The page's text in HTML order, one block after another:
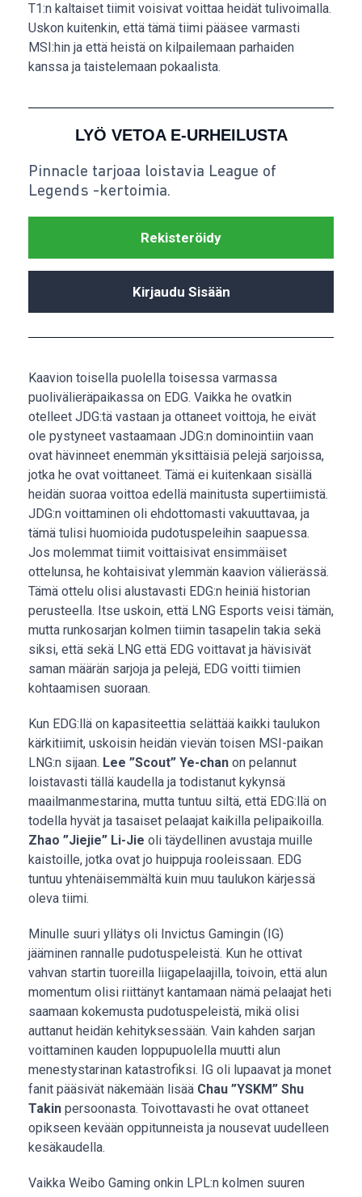
T1:n kaltaiset tiimit voisivat voittaa heidät tulivoimalla.
Uskon kuitenkin, että tämä tiimi pääsee varmasti
MSI:hin ja että heistä on kilpailemaan parhaiden
kanssa ja taistelemaan pokaalista.
LYÖ VETOA E-URHEILUSTA
Pinnacle tarjoaa loistavia League of
Legends -kertoimia.
Rekisteröidy
Kirjaudu Sisään
Kaavion toisella puolella toisessa varmassa
puolivälieräpaikassa on EDG. Vaikka he ovatkin
otelleet JDG:tä vastaan ja ottaneet voittoja, he eivät
ole pystyneet vastaamaan JDG:n dominointiin vaan
ovat hävinneet enemmän yksittäisiä pelejä sarjoissa,
jotka he ovat voittaneet. Tämä ei kuitenkaan sisällä
heidän suoraa voittoa edellä mainitusta supertiimistä.
JDG:n voittaminen oli ehdottomasti vakuuttavaa, ja
tämä tulisi huomioida pudotuspeleihin saapuessa.
Jos molemmat tiimit voittaisivat ensimmäiset
ottelunsa, he kohtaisivat ylemmän kaavion välierässä.
Tämä ottelu olisi alustavasti EDG:n heiniä historian
perusteella. Itse uskoin, että LNG Esports veisi tämän,
mutta runkosarjan kolmen tiimin tasapelin takia sekä
siksi, että sekä LNG että EDG voittavat ja hävisivät
saman määrän sarjoja ja pelejä, EDG voitti tiimien
kohtaamisen suoraan.
Kun EDG:llä on kapasiteettia selättää kaikki taulukon
kärkitiimit, uskoisin heidän vievän toisen MSI-paikan
LNG:n sijaan. Lee ”Scout” Ye-chan on pelannut
loistavasti tällä kaudella ja todistanut kykynsä
maailmanmestarina, mutta tuntuu siltä, että EDG:llä on
todella hyvät ja tasaiset pelaajat kaikilla pelipaikoilla.
Zhao ”Jiejie” Li-Jie oli täydellinen avustaja muille
kaistoille, jotka ovat jo huippuja rooleissaan. EDG
tuntuu yhtenäisemmältä kuin muu taulukon kärjessä
oleva tiimi.
Minulle suuri yllätys oli Invictus Gamingin (IG)
jääminen rannalle pudotuspeleistä. Kun he ottivat
vahvan startin tuoreilla liigapelaajilla, toivoin, että alun
momentum olisi riittänyt kantamaan nämä pelaajat heti
saamaan kokemusta pudotuspeleistä, mikä olisi
auttanut heidän kehityksessään. Vain kahden sarjan
voittaminen kauden loppupuolella muutti alun
menestystarinan katastrofiksi. IG oli lupaavat ja monet
fanit pääsivät näkemään lisää Chau ”YSKM” Shu
Takin persoonasta. Toivottavasti he ovat ottaneet
opikseen kevään oppitunneista ja nousevat uudelleen
kesäkaudella.
Vaikka Weibo Gaming onkin LPL:n kolmen suuren